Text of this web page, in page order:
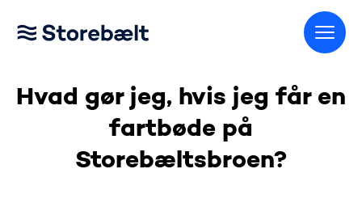
Hvad gør jeg, hvis jeg får en
fartbøde på
Storebæltsbroen?